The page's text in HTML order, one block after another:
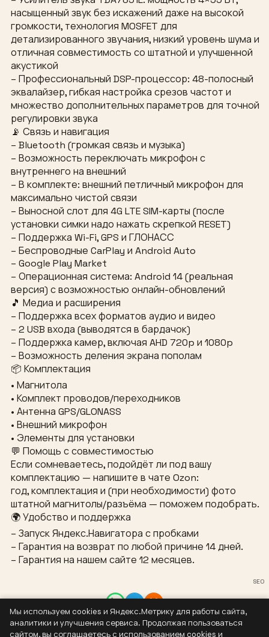
насыщенный звук без искажений даже на высокой
громкости, технология MOSFET для
детализированного звучания, низкий уровень шума и
отличная совместимость со штатной и улучшенной
акустикой
– Профессиональный DSP-процессор: 48-полосный
эквалайзер, гибкая настройка срезов частот и
множество дополнительных параметров для точной
регулировки звука
📡 Связь и навигация
– Bluetooth (громкая связь и музыка)
– Возможность переключать микрофон с
внутреннего на внешний
– В комплекте: внешний петличный микрофон для
максимально чистой связи
– Выносной слот для 4G LTE SIM-карты (после
установки симки надо нажать скрепкой RESET)
– Поддержка Wi-Fi, GPS и ГЛОНАСС
– Беспроводные CarPlay и Android Auto
– Google Play Market
– Операционная система: Android 14 (реальная
версия) с возможностью онлайн-обновлений
🎵 Медиа и расширения
– Поддержка всех форматов аудио и видео
– 2 USB входа (выводятся в бардачок)
– Поддержка камер, включая AHD 720p и 1080p
– Возможность деления экрана пополам
📦 Комплектация
• Магнитола
• Комплект проводов/переходников
• Антенна GPS/GLONASS
• Внешний микрофон
• Элементы для установки
💬 Помощь с совместимостью
Если сомневаетесь, подойдёт ли под вашу
комплектацию — напишите в чате Ozon:
год, комплектация и (при необходимости) фото
штатной магнитолы/разъёма — поможем подобрать.
🌍 Удобство и поддержка
– Запуск Яндекс.Навигатора с пробками
– Гарантия на возврат по любой причине 14 дней.
– Гарантия на нашем сайте 12 месяцев.
SEO
Контакты
8 (937) 304-44-55
Мы используем cookies и Яндекс.Метрику для работы сайта,
аналитики и улучшения сервиса. Продолжая пользоваться
сайтом, вы соглашаетесь с использованием cookies и